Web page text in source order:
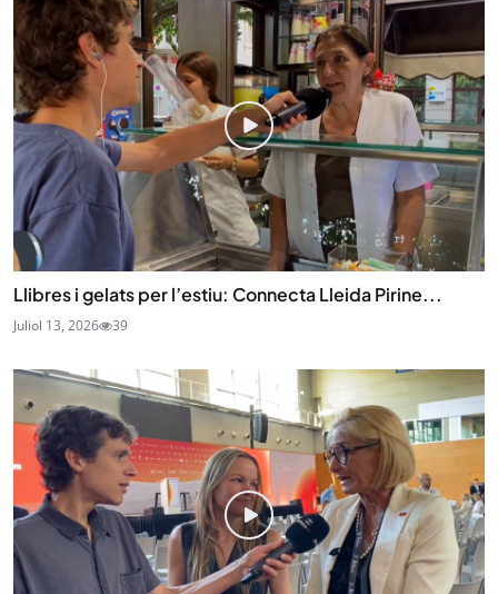
Llibres i gelats per l’estiu: Connecta Lleida Pirine...
Juliol 13, 2026 39